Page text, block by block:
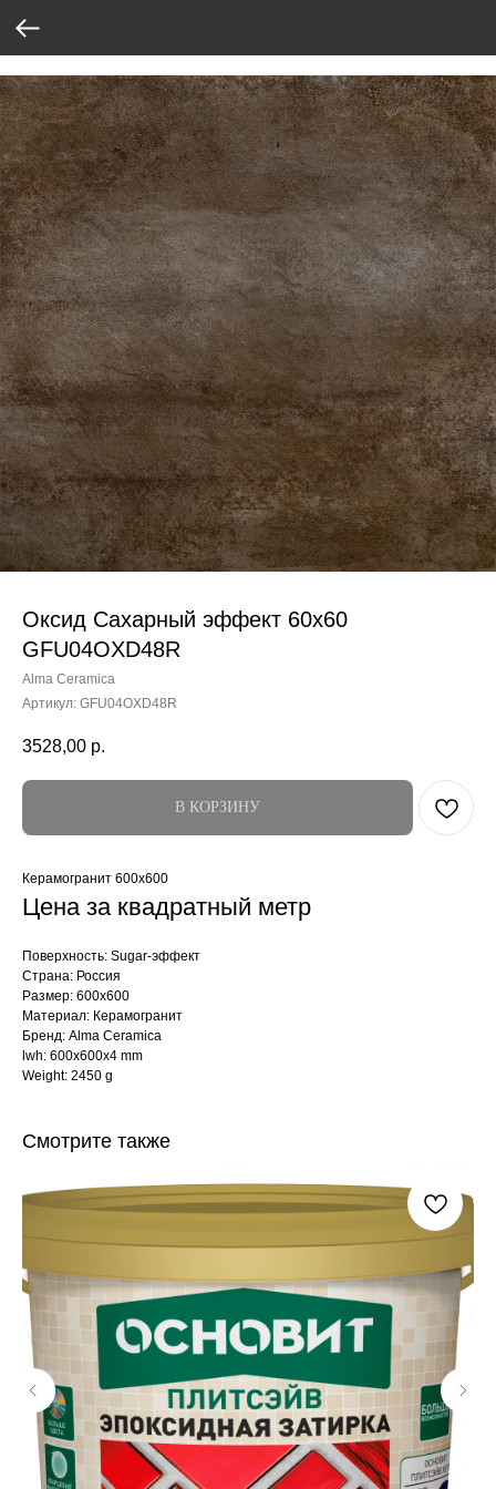
Оксид Сахарный эффект 60x60
GFU04OXD48R
Alma Ceramica
Артикул: GFU04OXD48R
3528,00 р.
В КОРЗИНУ
Керамогранит 600x600
Цена за квадратный метр
Поверхность: Sugar-эффект
Страна: Россия
Размер: 600x600
Материал: Керамогранит
Бренд: Alma Ceramica
lwh: 600x600x4 mm
Weight: 2450 g
Смотрите также